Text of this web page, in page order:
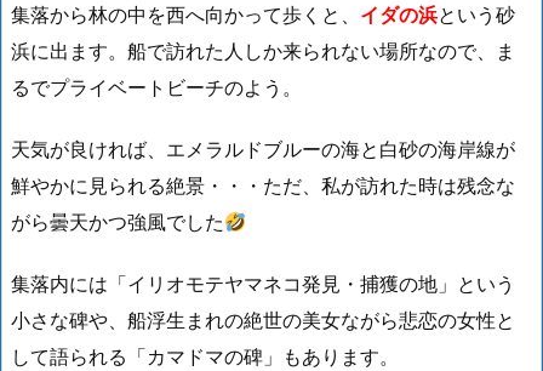
集落から林の中を西へ向かって歩くと、 イダの浜という砂
浜に出ます。船で訪れた人しか来られない場所なので、ま
るでプライベートビーチのよう。
天気が良ければ、エメラルドブルーの海と白砂の海岸線が
鮮やかに見られる絶景・・・ただ、私が訪れた時は残念な
がら曇天かつ強風でした
集落内には「イリオモテヤマネコ発見・捕獲の地」という
小さな碑や、船浮生まれの絶世の美女ながら悲恋の女性と
して語られる「カマドマの碑」もあります。